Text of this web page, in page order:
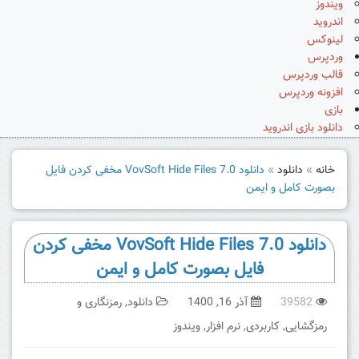
ویندوز
اندروید
لینوکس
وردپرس
قالب وردپرس
افزونه وردپرس
بازی
دانلود بازی اندروید
خانه » دانلود »
دانلود VovSoft Hide Files 7.0 مخفی کردن فایل
بصورت کامل و ایمن
دانلود VovSoft Hide Files 7.0 مخفی کردن
فایل بصورت کامل و ایمن
39582 آذر 16, 1400 دانلود,رمزنگاری و
رمزگشایی, کاربردی,نرم افزار,ویندوز